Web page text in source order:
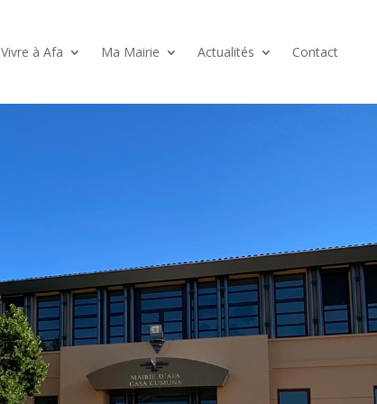
Vivre à Afa Ma Mairie Actualités Contact